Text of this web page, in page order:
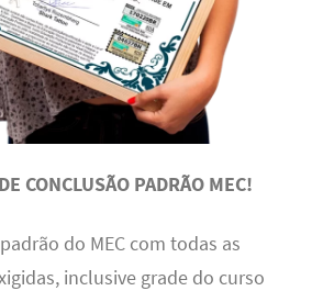
CONCLUSÃO PADRÃO MEC!
do MEC com todas as
inclusive grade do curso